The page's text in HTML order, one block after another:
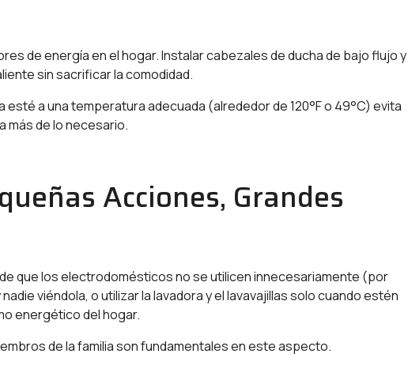
de energía en el hogar. Instalar cabezales de ducha de bajo flujo y
sin sacrificar la comodidad.
a una temperatura adecuada (alrededor de 120°F o 49°C) evita
más de lo necesario.
Acciones, Grandes
que los electrodomésticos no se utilicen innecesariamente (por
viéndola, o utilizar la lavadora y el lavavajillas solo cuando estén
energético del hogar.
de la familia son fundamentales en este aspecto.